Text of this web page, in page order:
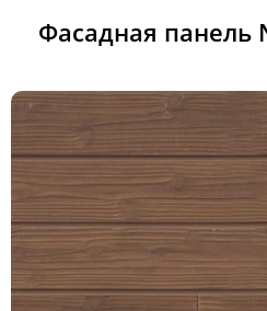
Фасадная панель